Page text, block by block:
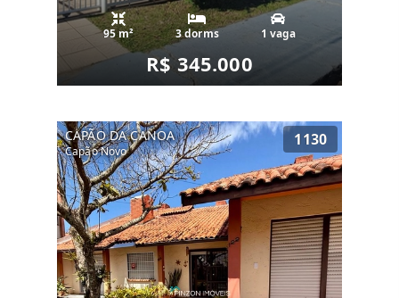
95 m² 3 dorms 1 vaga
R$ 345.000
CAPÃO DA CANOA
Capão Novo
1130